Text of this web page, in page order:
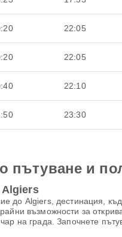
22:05
22:05
22:10
23:30
пътуване и
Algiers
до Algiers, дестинация,
възможности за
на града. Започнете